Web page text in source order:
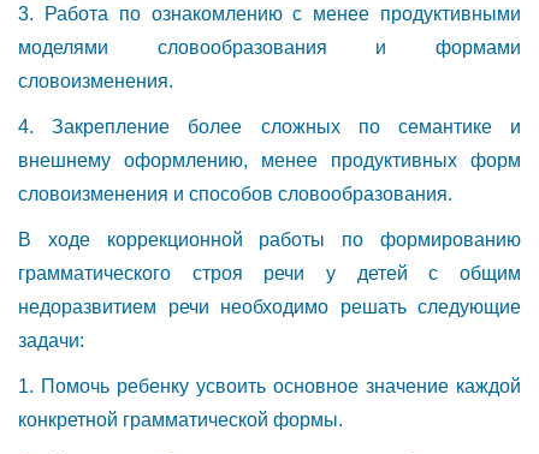
3. Работа по ознакомлению с менее продуктивными
моделями словообразования и формами
словоизменения.
4. Закрепление более сложных по семантике и
внешнему оформлению, менее продуктивных форм
словоизменения и способов словообразования.
В ходе коррекционной работы по формированию
грамматического строя речи у детей с общим
недоразвитием речи необходимо решать следующие
задачи:
1. Помочь ребенку усвоить основное значение каждой
конкретной грамматической формы.